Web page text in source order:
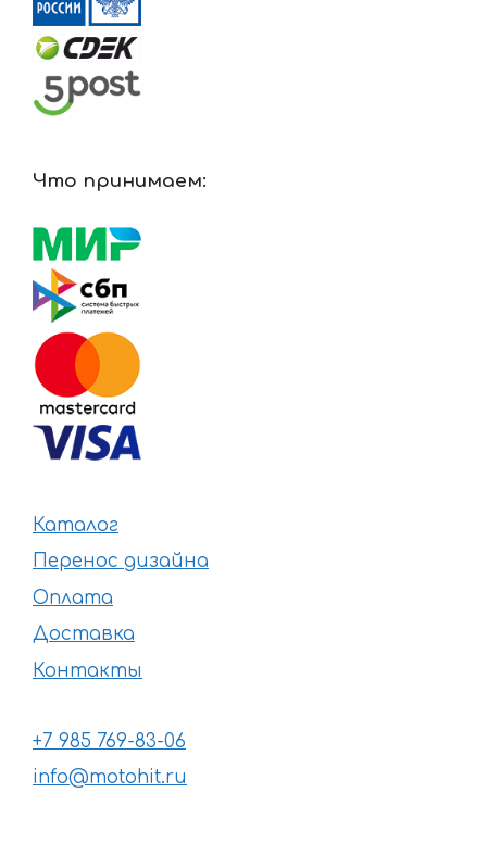
Что принимаем:
Каталог
Перенос дизайна
Оплата
Доставка
Контакты
+7 985 769-83-06
info@motohit.ru